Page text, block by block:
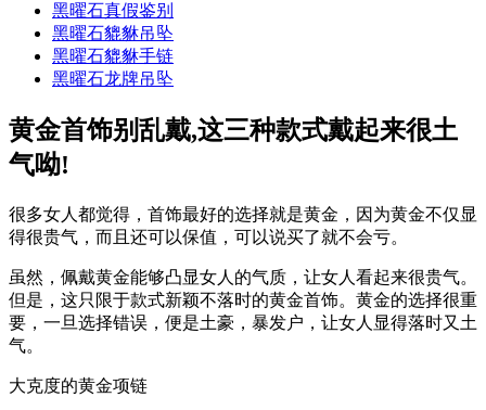
黑曜石真假鉴别
黑曜石貔貅吊坠
黑曜石貔貅手链
黑曜石龙牌吊坠
黄金首饰别乱戴,这三种款式戴起来很土
气呦!
很多女人都觉得，首饰最好的选择就是黄金，因为黄金不仅显
得很贵气，而且还可以保值，可以说买了就不会亏。
虽然，佩戴黄金能够凸显女人的气质，让女人看起来很贵气。
但是，这只限于款式新颖不落时的黄金首饰。黄金的选择很重
要，一旦选择错误，便是土豪，暴发户，让女人显得落时又土
气。
大克度的黄金项链